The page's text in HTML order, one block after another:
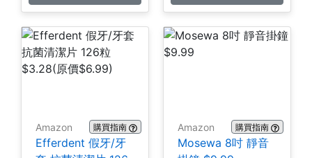
Amazon 購買指南
Efferdent 假牙/牙
Amazon 購買指南
Mosewa 8吋 靜音